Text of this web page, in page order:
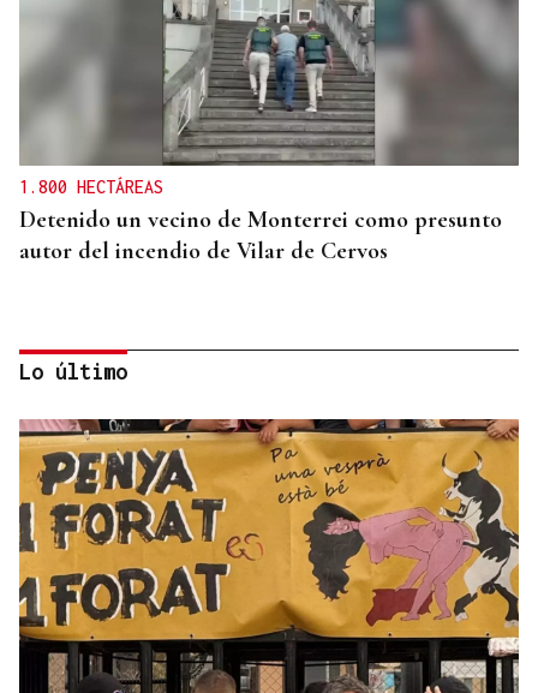
1.800 HECTÁREAS
Detenido un vecino de Monterrei como presunto
autor del incendio de Vilar de Cervos
ALIANZA
La D.O. Monterrei refuerza su proyección
enoturística junto a Expourense
Lo último